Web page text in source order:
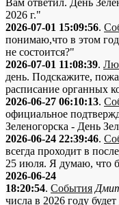
2026 г."
2026-07-01 15:09:56.
понимаю,что в этом
не состоится?"
2026-07-01 11:08:39.
день. Подскажите,
расписание органных
2026-06-27 06:10:13.
официальное
Зеленогорска - День
2026-06-24 22:39:46.
всегда проходит в
25 июля. Я думаю, что
2026-06-24
18:20:54. События
числа в 2026 году